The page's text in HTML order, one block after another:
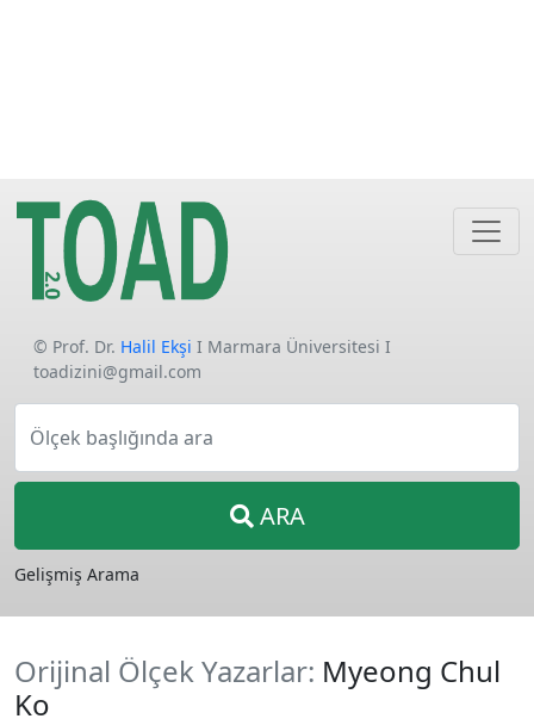
© Prof. Dr. Halil Ekşi I Marmara Üniversitesi I
toadizini@gmail.com
Ölçek başlığında ara
ARA
Gelişmiş Arama
Orijinal Ölçek Yazarlar: Myeong Chul
Ko